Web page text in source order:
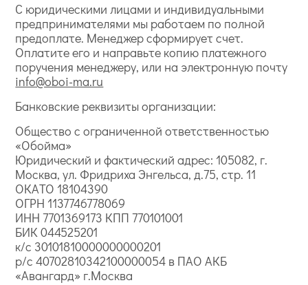
С юридическими лицами и индивидуальными
предпринимателями мы работаем по полной
предоплате. Менеджер сформирует счет.
Оплатите его и направьте копию платежного
поручения менеджеру, или на электронную почту
info@oboi-ma.ru
Банковские реквизиты организации:
Общество с ограниченной ответственностью
«Обойма»
Юридический и фактический адрес: 105082, г.
Москва, ул. Фридриха Энгельса, д.75, стр. 11
ОКАТО 18104390
ОГРН 1137746778069
ИНН 7701369173 КПП 770101001
БИК 044525201
к/с 30101810000000000201
р/с 40702810342100000054 в ПАО АКБ
«Авангард» г.Москва